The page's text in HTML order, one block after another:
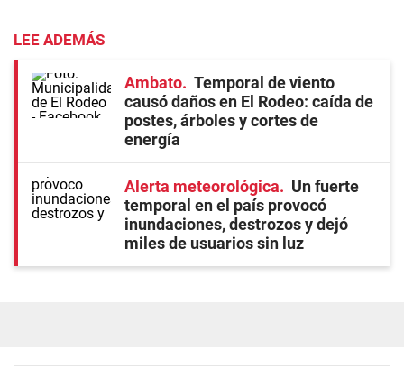
LEE ADEMÁS
Ambato
Temporal de viento
causó daños en El Rodeo: caída de
postes, árboles y cortes de
energía
Alerta meteorológica
Un fuerte
temporal en el país provocó
inundaciones, destrozos y dejó
miles de usuarios sin luz